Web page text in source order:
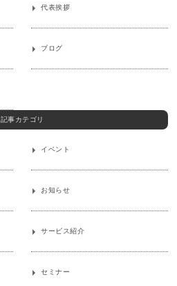
代表挨拶
ブログ
記事カテゴリ
イベント
お知らせ
サービス紹介
セミナー